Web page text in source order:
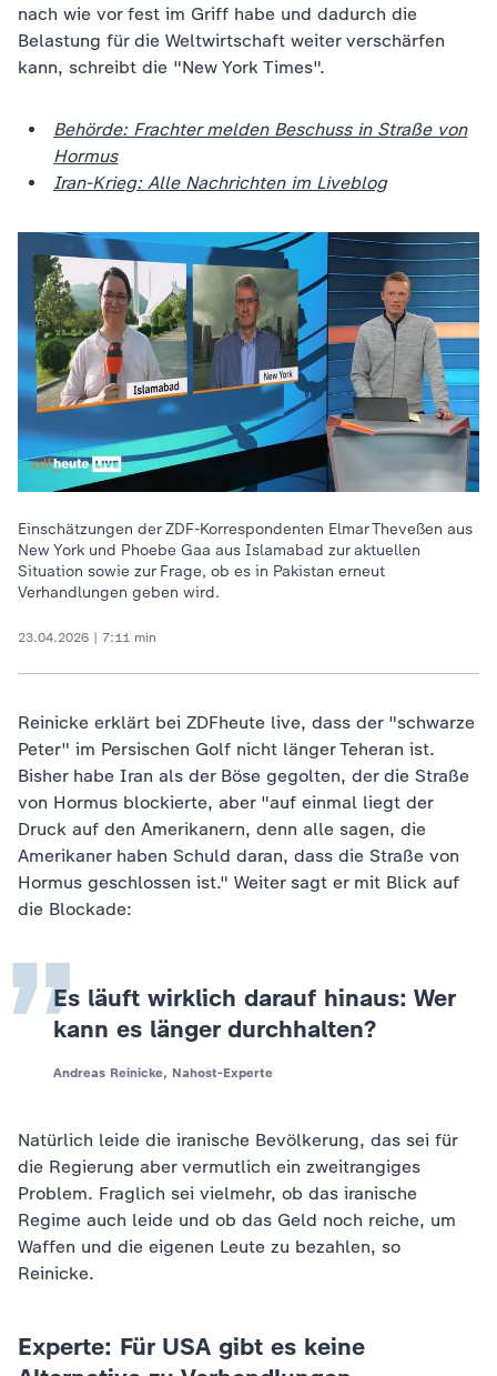
nach wie vor fest im Griff habe und dadurch die
Belastung für die Weltwirtschaft weiter verschärfen
kann, schreibt die "New York Times".
Behörde: Frachter melden Beschuss in Straße von
Hormus
Iran-Krieg: Alle Nachrichten im Liveblog
Einschätzungen der ZDF-Korrespondenten Elmar Theveßen aus
New York und Phoebe Gaa aus Islamabad zur aktuellen
Situation sowie zur Frage, ob es in Pakistan erneut
Verhandlungen geben wird.
23.04.2026 | 7:11 min
Reinicke erklärt bei ZDFheute live, dass der "schwarze
Peter" im Persischen Golf nicht länger Teheran ist.
Bisher habe Iran als der Böse gegolten, der die Straße
von Hormus blockierte, aber "auf einmal liegt der
Druck auf den Amerikanern, denn alle sagen, die
Amerikaner haben Schuld daran, dass die Straße von
Hormus geschlossen ist." Weiter sagt er mit Blick auf
die Blockade:
Es läuft wirklich darauf hinaus: Wer
kann es länger durchhalten?
„
Andreas Reinicke, Nahost-Experte
Natürlich leide die iranische Bevölkerung, das sei für
die Regierung aber vermutlich ein zweitrangiges
Problem. Fraglich sei vielmehr, ob das iranische
Regime auch leide und ob das Geld noch reiche, um
Waffen und die eigenen Leute zu bezahlen, so
Reinicke.
Experte: Für USA gibt es keine